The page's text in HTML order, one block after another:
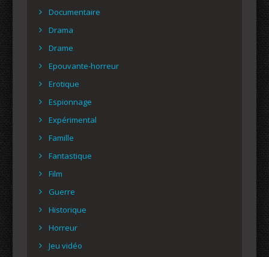
Documentaire
Drama
Drame
Epouvante-horreur
Erotique
Espionnage
Expérimental
Famille
Fantastique
Film
Guerre
Historique
Horreur
Jeu vidéo